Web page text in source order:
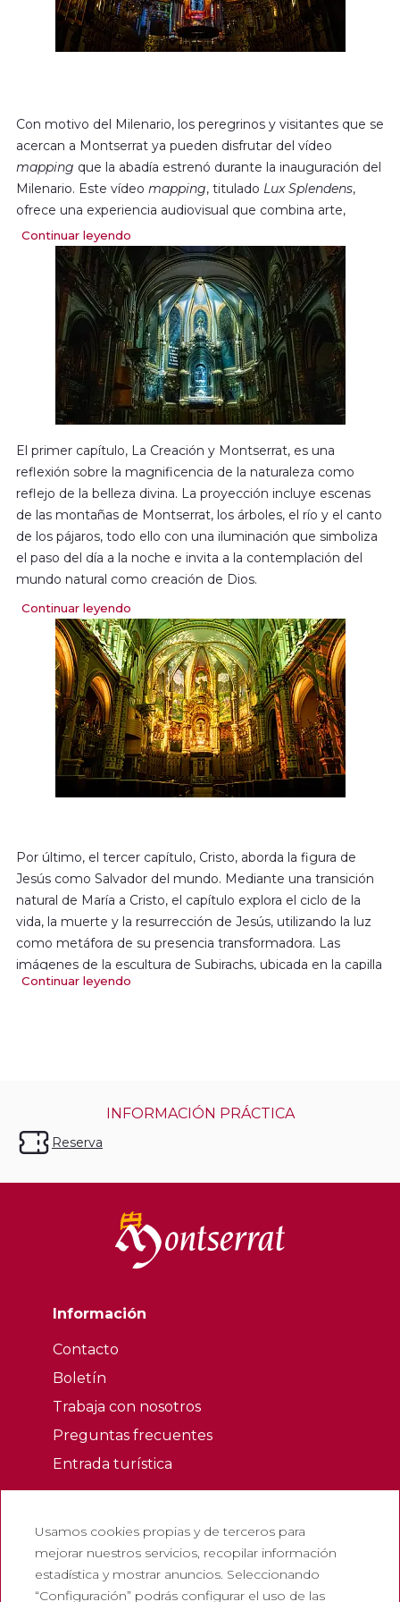
Con motivo del Milenario, los peregrinos y visitantes que se
acercan a Montserrat ya pueden disfrutar del vídeo
mapping que la abadía estrenó durante la inauguración del
Milenario. Este vídeo mapping, titulado Lux Splendens,
ofrece una experiencia audiovisual que combina arte,
música y tecnología para ofrecer una vivencia sensorial
completa.
Se divide en tres capítulos que buscan transmitir mensajes
de gran profundidad espiritual, utilizando una combinación
de imagen, luz y sonido de última generación.
Continuar leyendo
El primer capítulo, La Creación y Montserrat, es una
reflexión sobre la magnificencia de la naturaleza como
reflejo de la belleza divina. La proyección incluye escenas
de las montañas de Montserrat, los árboles, el río y el canto
de los pájaros, todo ello con una iluminación que simboliza
el paso del día a la noche e invita a la contemplación del
mundo natural como creación de Dios.
El segundo capítulo, La Virgen María, se centra en la figura
de María y muestra el ciclo de la vida y las estaciones del
año. A través de la luz y los colores que representan la
primavera y la renovación, se hace referencia a la devoción
a la Virgen María como símbolo de luz poética y espiritual.
Esta luz se enlaza con la música del Coro de la Escolanía,
que acompaña la proyección con imágenes que narran la
vida de María, generando un ambiente de espiritualidad
profundamente evocador.
Continuar leyendo
Por último, el tercer capítulo, Cristo, aborda la figura de
Jesús como Salvador del mundo. Mediante una transición
natural de María a Cristo, el capítulo explora el ciclo de la
vida, la muerte y la resurrección de Jesús, utilizando la luz
como metáfora de su presencia transformadora. Las
imágenes de la escultura de Subirachs, ubicada en la capilla
del Santísimo, sirven de inspiración artística para la
escenario de 360 grados.
Continuar leyendo
INFORMACIÓN PRÁCTICA
Reserva
Información
Contacto
Boletín
Trabaja con nosotros
Preguntas frecuentes
Entrada turística
Política de privacidad
Política de cookies
Política de redes sociales
Usamos cookies propias y de terceros para
mejorar nuestros servicios, recopilar información
estadística y mostrar anuncios. Seleccionando
“Configuración” podrás configurar el uso de las